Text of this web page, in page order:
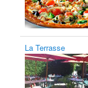
La Terrasse